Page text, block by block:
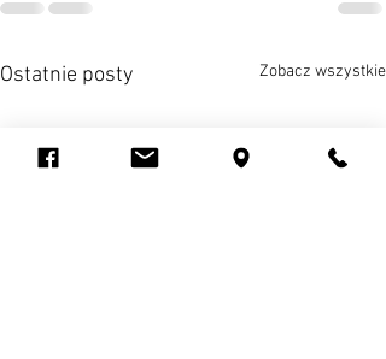
Ostatnie posty Zobacz wszystkie